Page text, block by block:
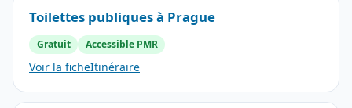
Toilettes publiques à Prague
Gratuit Accessible PMR
Voir la ficheItinéraire